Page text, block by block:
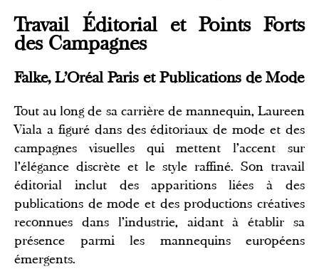
Travail Éditorial et Points Forts
des Campagnes
Falke, L'Oréal Paris et Publications de Mode
Tout au long de sa carrière de mannequin, Laureen
Viala a figuré dans des éditoriaux de mode et des
campagnes visuelles qui mettent l'accent sur
l'élégance discrète et le style raffiné. Son travail
éditorial inclut des apparitions liées à des
publications de mode et des productions créatives
reconnues dans l'industrie, aidant à établir sa
présence parmi les mannequins européens
émergents.